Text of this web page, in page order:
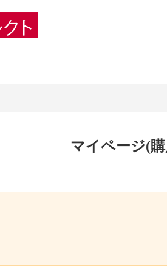
マイページ(